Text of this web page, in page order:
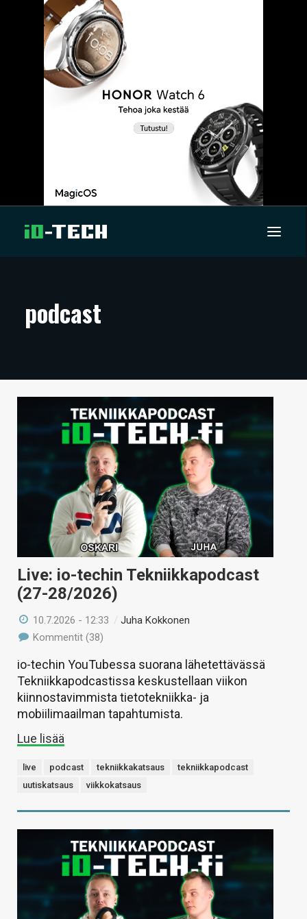
ARTIKKELIT
TECHBBS
KAUPPA
VAIHDA TEEMA
HAKU
podcast
Live: io-techin Tekniikkapodcast
(27-28/2026)
10.7.2026 - 12:33 /Juha Kokkonen
Kommentit (38)
io-techin YouTubessa suorana lähetettävässä
Tekniikkapodcastissa keskustellaan viikon
kiinnostavimmista tietotekniikka- ja
mobiilimaailman tapahtumista.
Lue lisää
live podcast tekniikkakatsaus
tekniikkapodcast
uutiskatsaus
viikkokatsaus